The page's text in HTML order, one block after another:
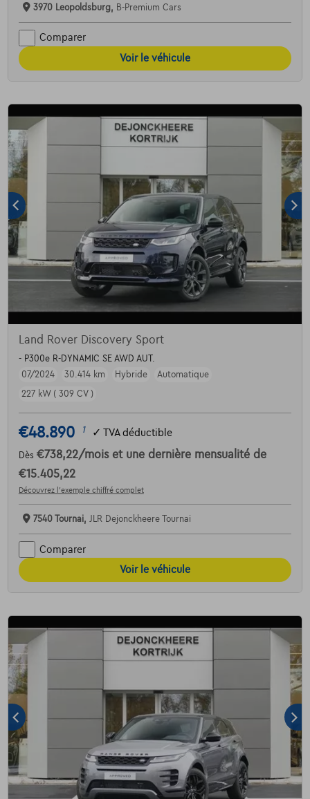
3970 Leopoldsburg, B-Premium Cars
Comparer
Voir le véhicule
Land Rover Discovery Sport
- P300e R-DYNAMIC SE AWD AUT.
07/2024
30.414 km Hybride
Automatique
227 kW ( 309 CV )
€48.890 1 ✓ TVA déductible
Dès €738,22/mois et une dernière mensualité de
€15.405,22
Découvrez l’exemple chiffré complet
7540 Tournai, JLR Dejonckheere Tournai
Comparer
Voir le véhicule